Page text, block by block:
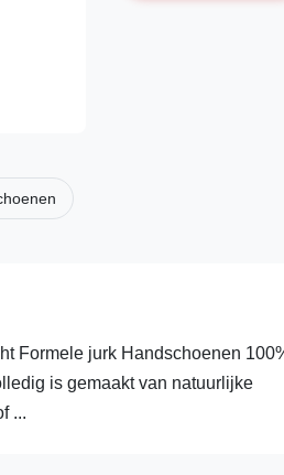
Formele jurk Handschoenen
is gemaakt van natuurlijke
...